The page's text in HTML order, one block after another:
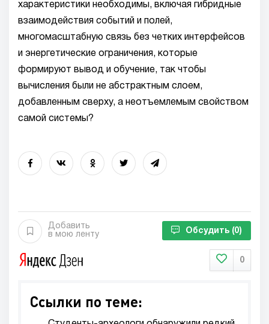
характеристики необходимы, включая гибридные
взаимодействия событий и полей,
многомасштабную связь без четких интерфейсов
и энергетические ограничения, которые
формируют вывод и обучение, так чтобы
вычисления были не абстрактным слоем,
добавленным сверху, а неотъемлемым свойством
самой системы?
Добавить
в мою ленту
Обсудить (0)
0
Ссылки по теме: